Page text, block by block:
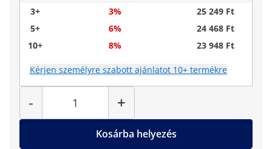
3+
3%
25 249 Ft
5+
6%
24 468 Ft
10+
8% 23 948 Ft
Kérjen személyre szabott ajánlatot 10+ termékre
-
Mennyiség
+
Kosárba helyezés